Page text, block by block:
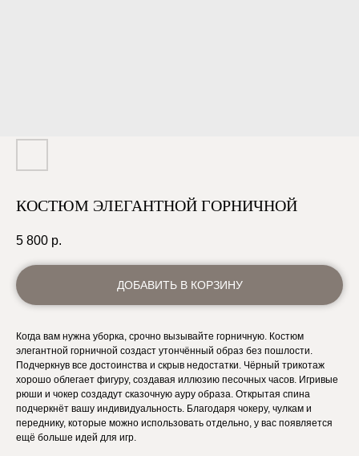
КОСТЮМ ЭЛЕГАНТНОЙ ГОРНИЧНОЙ
5 800 р.
ДОБАВИТЬ В КОРЗИНУ
Когда вам нужна уборка, срочно вызывайте горничную. Костюм
элегантной горничной создаст утончённый образ без пошлости.
Подчеркнув все достоинства и скрыв недостатки. Чёрный трикотаж
хорошо облегает фигуру, создавая иллюзию песочных часов. Игривые
рюши и чокер создадут сказочную ауру образа. Открытая спина
подчеркнёт вашу индивидуальность. Благодаря чокеру, чулкам и
переднику, которые можно использовать отдельно, у вас появляется
ещё больше идей для игр.